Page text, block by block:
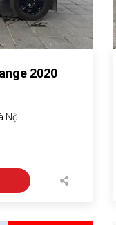
2020
Nội